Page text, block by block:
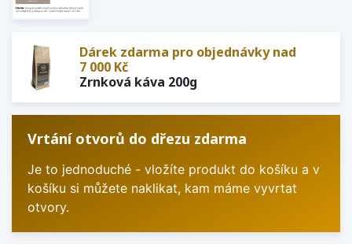
Dárek zdarma pro objednávky nad
7 000 Kč
Zrnková káva 200g
Vrtání otvorů do dřezu zdarma
Je to jednoduché - vložíte produkt do košíku a v
košíku si můžete naklikat, kam máme vyvrtat
otvory.